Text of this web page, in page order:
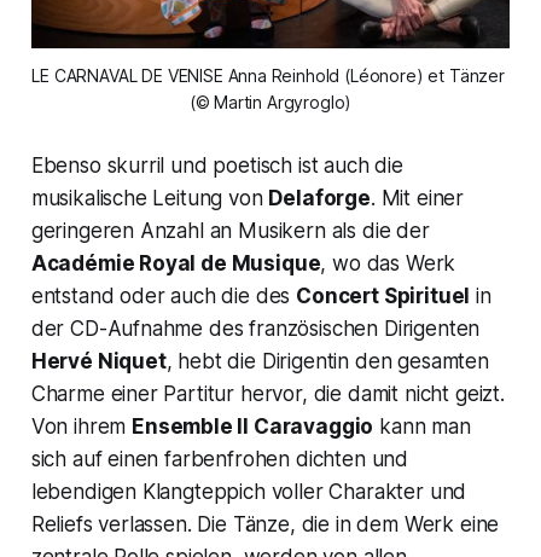
LE CARNAVAL DE VENISE Anna Reinhold (Léonore) et Tänzer
(© Martin Argyroglo)
Ebenso skurril und poetisch ist auch die
musikalische Leitung von Delaforge. Mit einer
geringeren Anzahl an Musikern als die der
Académie Royal de Musique, wo das Werk
entstand oder auch die des Concert Spirituel in
der CD-Aufnahme des französischen Dirigenten
Hervé Niquet, hebt die Dirigentin den gesamten
Charme einer Partitur hervor, die damit nicht geizt.
Von ihrem Ensemble Il Caravaggio kann man
sich auf einen farbenfrohen dichten und
lebendigen Klangteppich voller Charakter und
Reliefs verlassen. Die Tänze, die in dem Werk eine